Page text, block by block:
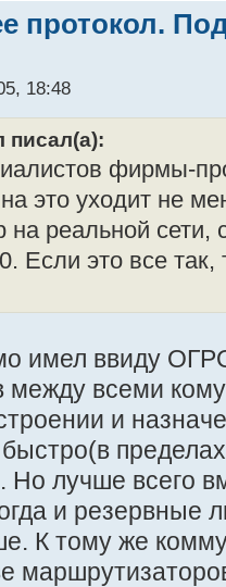
протокол.
18:48
фирмы-
это уходит не
реальной сети,
Если это все так,
имел ввиду
между всеми
и
лучше всего
и резервные
К тому же